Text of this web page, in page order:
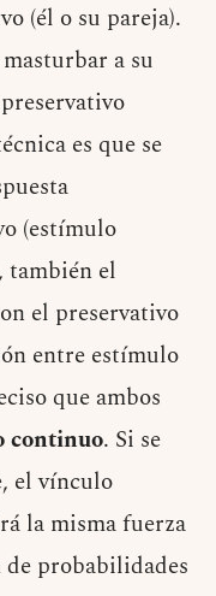
(él o su pareja).
a su
es que se
(estímulo
también el
el preservativo
entre estímulo
que ambos
continuo. Si se
el vínculo
la misma fuerza
probabilidades